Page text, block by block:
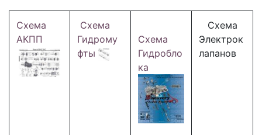
Схема
АКПП
Схема
Гидрому
фты
Схема
Гидробло
ка
Схема
Электрок
лапанов